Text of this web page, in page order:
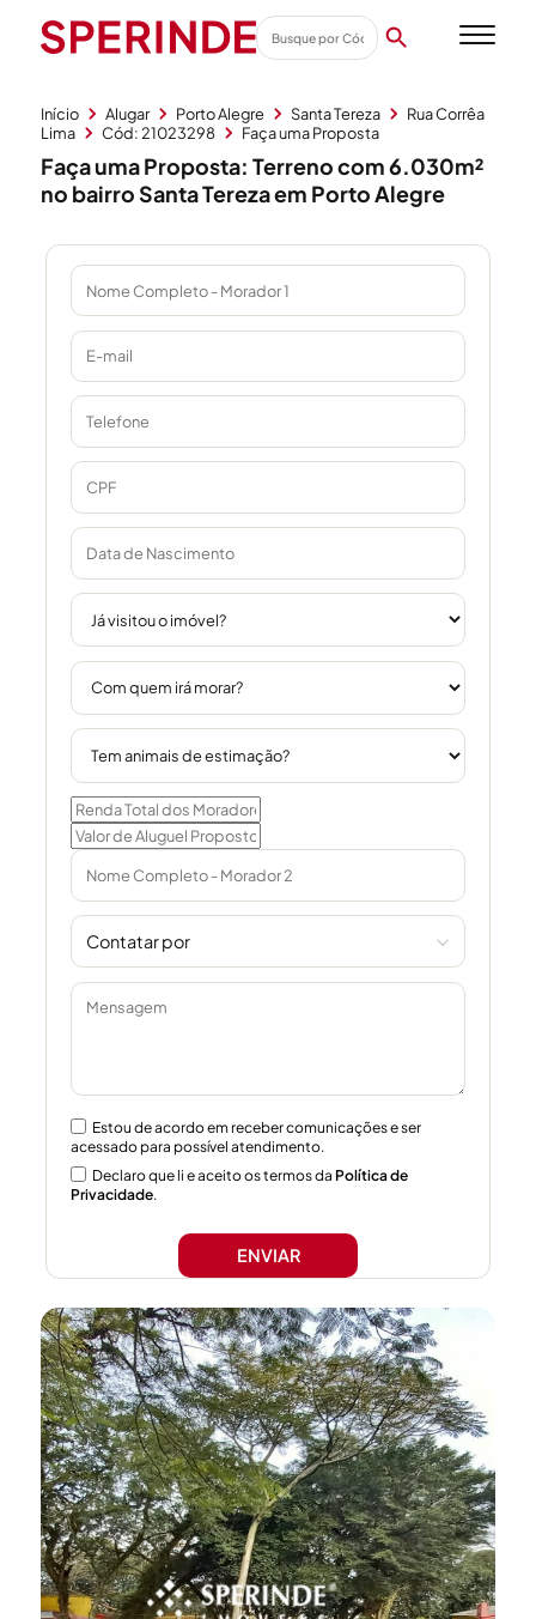
Início Alugar Porto Alegre Santa Tereza
Rua Corrêa
Lima
Cód: 21023298 Faça uma Proposta
Faça uma Proposta: Terreno com 6.030m²
no bairro Santa Tereza em Porto Alegre
Contatar por
Estou de acordo em receber comunicações e ser
acessado para possível atendimento.
Declaro que li e aceito os termos da Política de
Privacidade.